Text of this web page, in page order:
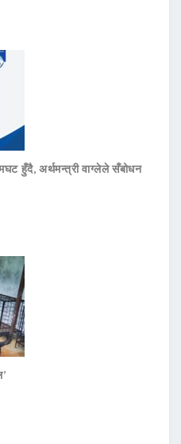
हुँदै, अर्थमन्त्री वाग्लेले सँबोधन